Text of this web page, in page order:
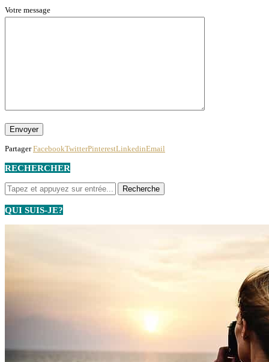
Votre message
Partager FacebookTwitterPinterestLinkedinEmail
RECHERCHER
QUI SUIS-JE?